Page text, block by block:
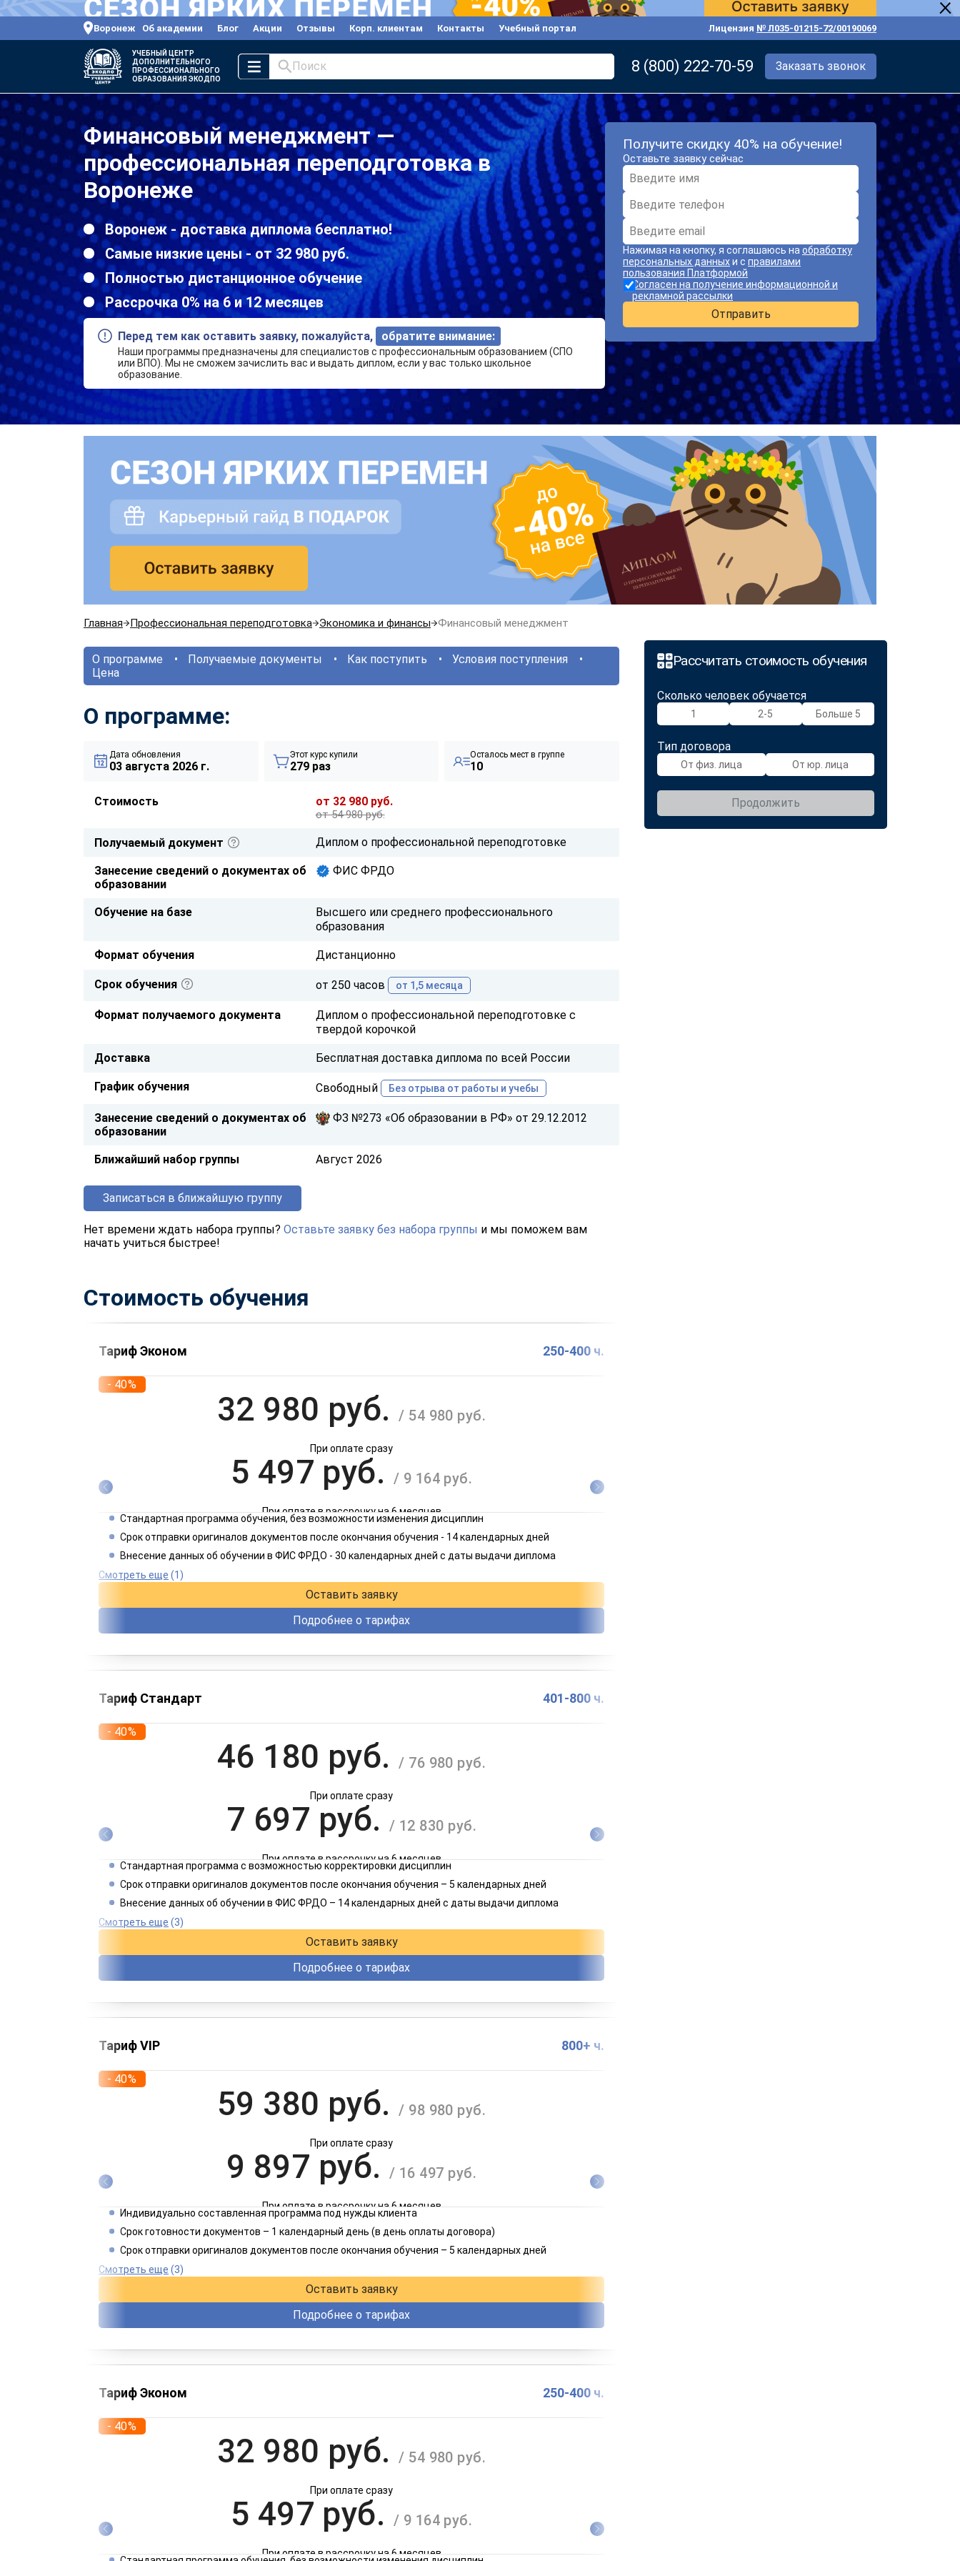
Воронеж Об академии Блог Акции Отзывы Корп. клиентам Контакты Учебный портал Лицензия № Л035-01215-72/00190069
УЧЕБНЫЙ ЦЕНТР
ДОПОЛНИТЕЛЬНОГО
ПРОФЕССИОНАЛЬНОГО
ОБРАЗОВАНИЯ ЭКОДПО
Поиск 8 (800) 222-70-59 Заказать звонок
Финансовый менеджмент —
профессиональная переподготовка в
Воронеже
Воронеж - доставка диплома бесплатно!
Самые низкие цены - от 32 980 руб.
Полностью дистанционное обучение
Рассрочка 0% на 6 и 12 месяцев
Перед тем как оставить заявку, пожалуйста, обратите внимание:
Наши программы предназначены для специалистов с профессиональным образованием (СПО
или ВПО). Мы не сможем зачислить вас и выдать диплом, если у вас только школьное
образование.
Получите скидку 40% на обучение!
Оставьте заявку сейчас
Нажимая на кнопку, я соглашаюсь на обработку
персональных данныхи с правилами
пользования Платформой
Согласен на получение информационной и
рекламной рассылки
Отправить
Главная Профессиональная переподготовка Экономика и финансы Финансовый менеджмент
Рассчитать стоимость обучения
Сколько человек обучается
1 2-5 Больше 5
Тип договора
От физ. лица От юр. лица
Продолжить
О программе Получаемые документы Как поступить
Условия поступления
Цена
О программе:
Дата обновления
03 августа 2026 г.
Этот курс купили
279 раз
Осталось мест в группе
10
Стоимость от 32 980 руб.
от 54 980 руб.
Получаемый документ Диплом о профессиональной переподготовке
Занесение сведений о документах об
образовании
ФИС ФРДО
Обучение на базе
Высшего или среднего профессионального
образования
Формат обучения Дистанционно
Срок обучения от 250 часов от 1,5 месяца
Формат получаемого документа
Диплом о профессиональной переподготовке с
твердой корочкой
Доставка Бесплатная доставка диплома по всей России
График обучения Свободный Без отрыва от работы и учебы
Занесение сведений о документах об
образовании
ФЗ №273 «Об образовании в РФ» от 29.12.2012
Ближайший набор группы Август 2026
Записаться в ближайшую группу
Нет времени ждать набора группы? Оставьте заявку без набора группы и мы поможем вам
начать учиться быстрее!
Стоимость обучения
Тариф Эконом 250-400 ч.
- 40%
32 980 руб./ 54 980 руб.
При оплате сразу
5 497 руб. / 9 164 руб.
При оплате в рассрочку на 6 месяцев
2 749 руб./ 4 582 руб.
Стандартная программа обучения, без возможности изменения дисциплин
Срок отправки оригиналов документов после окончания обучения - 14 календарных дней
Внесение данных об обучении в ФИС ФРДО - 30 календарных дней с даты выдачи диплома
Смотреть еще (1)
Оставить заявку
Подробнее о тарифах
Тариф Стандарт 401-800 ч.
- 40%
46 180 руб./ 76 980 руб.
При оплате сразу
7 697 руб./ 12 830 руб.
При оплате в рассрочку на 6 месяцев
3 849 руб./ 6 415 руб.
Стандартная программа с возможностью корректировки дисциплин
Срок отправки оригиналов документов после окончания обучения – 5 календарных дней
Внесение данных об обучении в ФИС ФРДО – 14 календарных дней с даты выдачи диплома
Смотреть еще (3)
Оставить заявку
Подробнее о тарифах
Тариф VIP 800+ ч.
- 40%
59 380 руб./ 98 980 руб.
При оплате сразу
9 897 руб./ 16 497 руб.
При оплате в рассрочку на 6 месяцев
4 949 руб./ 8 249 руб.
Индивидуально составленная программа под нужды клиента
Срок готовности документов – 1 календарный день (в день оплаты договора)
Срок отправки оригиналов документов после окончания обучения – 5 календарных дней
Смотреть еще (3)
Оставить заявку
Подробнее о тарифах
Тариф Эконом 250-400 ч.
- 40%
32 980 руб./ 54 980 руб.
При оплате сразу
5 497 руб. / 9 164 руб.
При оплате в рассрочку на 6 месяцев